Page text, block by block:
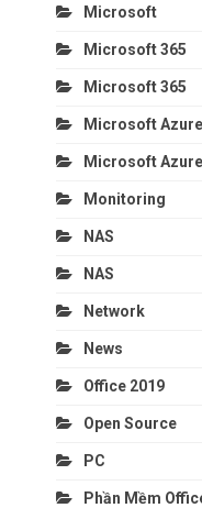
Microsoft
Microsoft 365
Microsoft 365
Microsoft Azure
Microsoft Azure
Monitoring
NAS
NAS
Network
News
Office 2019
Open Source
PC
Phần Mềm